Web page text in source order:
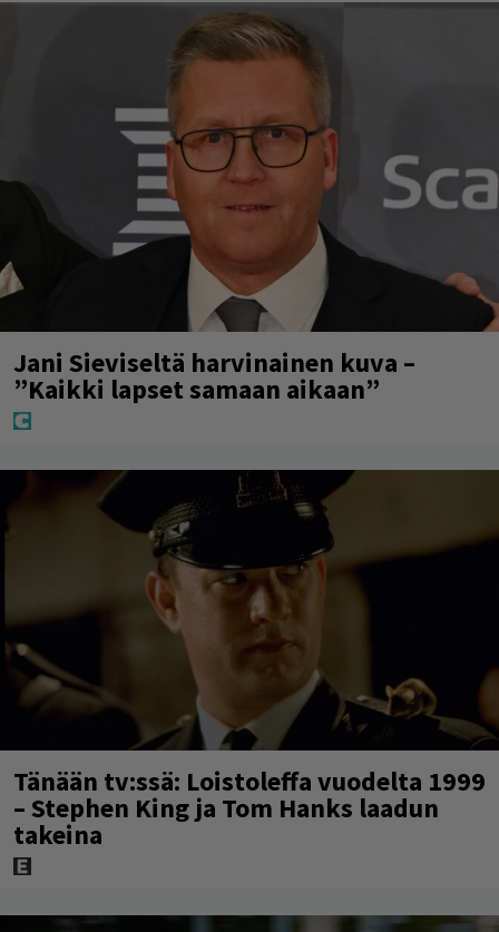
Jani Sieviseltä harvinainen kuva –
”Kaikki lapset samaan aikaan”
Tänään tv:ssä: Loistoleffa vuodelta 1999
– Stephen King ja Tom Hanks laadun
takeina